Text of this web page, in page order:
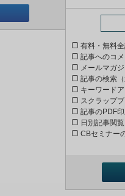
有料・無料
記事へのコ
メールマガ
記事の検索
キーワード
スクラップ
記事のPDF
日別記事閲
CBセミナー